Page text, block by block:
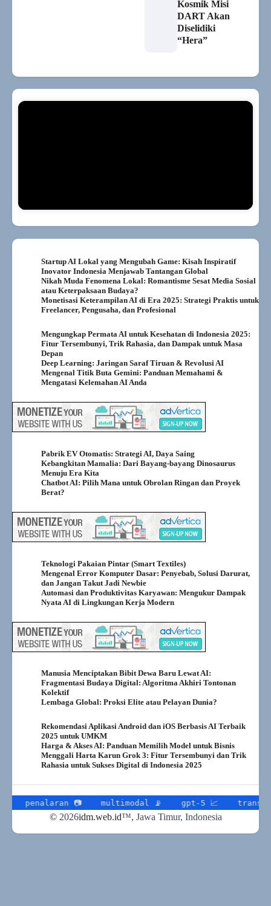
Kosmik Misi
DART Akan
Diselidiki
“Hera”
Startup AI Lokal yang Mengubah Game: Kisah Inspiratif
Inovator Indonesia Menjawab Tantangan Global
Nikah Muda Fenomena Lokal: Romantisme Sesat Media Sosial
atau Keterpaksaan Budaya?
Monetisasi Keterampilan AI di Era 2025: Strategi Praktis untuk
Freelancer, Pengusaha, dan Profesional
Mengungkap Permata AI untuk Kesehatan di Indonesia 2025:
Fitur Tersembunyi, Trik Rahasia, dan Dampak untuk Masa
Depan
Deep Learning: Jaringan Saraf Tiruan & Revolusi AI
Mengenal Titik Buta Gemini: Panduan Memahami &
Mengatasi Kelemahan AI Anda
Pabrik EV Otomatis: Strategi AI, Daya Saing
Kebangkitan Mamalia: Dari Bayang-bayang Dinosaurus
Menuju Era Kita
Chatbot AI: Pilih Mana untuk Obrolan Ringan dan Proyek
Berat?
Teknologi Pakaian Pintar (Smart Textiles)
Mengenal Error Komputer Dasar: Penyebab, Solusi Darurat,
dan Jangan Takut Jadi Newbie
Automasi dan Produktivitas Karyawan: Mengukur Dampak
Nyata AI di Lingkungan Kerja Modern
Manusia Menciptakan Bibit Dewa Baru Lewat AI:
Fragmentasi Budaya Digital: Algoritma Akhiri Tontonan
Kolektif
Lembaga Global: Proksi Elite atau Pelayan Dunia?
Rekomendasi Aplikasi Android dan iOS Berbasis AI Terbaik
2025 untuk UMKM
Harga & Akses AI: Panduan Memilih Model untuk Bisnis
Menggali Harta Karun Grok 3: Fitur Tersembunyi dan Trik
Rahasia untuk Sukses Digital di Indonesia 2025
multimodal 📡 gpt-5 📈 transportasi
©2026idm.web.id™, Jawa Timur, Indonesia